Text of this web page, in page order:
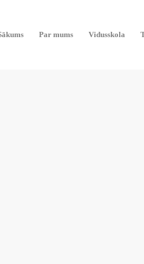
Par mums Vidusskola